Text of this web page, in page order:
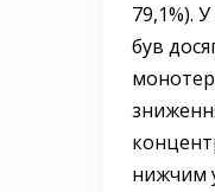
79,1%).
був
нижчим